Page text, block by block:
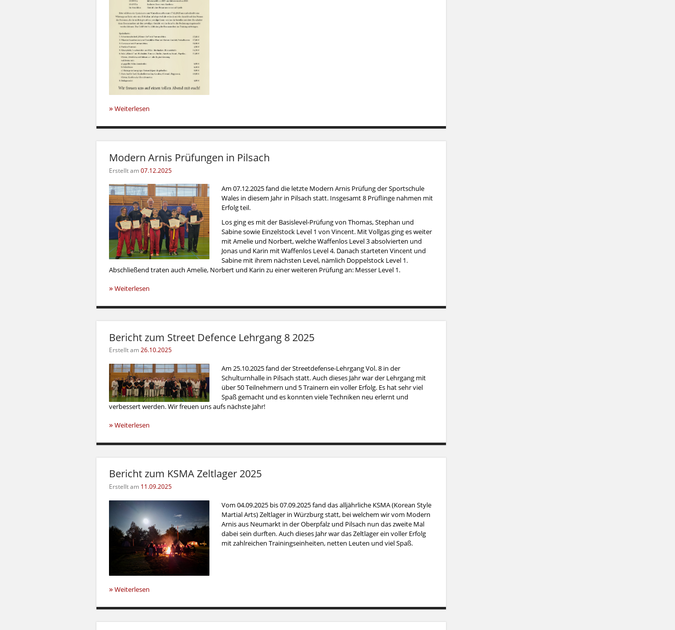
» Weiterlesen
Modern Arnis Prüfungen in Pilsach
Erstellt am07.12.2025
Am 07.12.2025 fand die letzte Modern Arnis Prüfung der Sportschule
Wales in diesem Jahr in Pilsach statt. Insgesamt 8 Prüflinge nahmen mit
Erfolg teil.
Los ging es mit der Basislevel-Prüfung von Thomas, Stephan und
Sabine sowie Einzelstock Level 1 von Vincent. Mit Vollgas ging es weiter
mit Amelie und Norbert, welche Waffenlos Level 3 absolvierten und
Jonas und Karin mit Waffenlos Level 4. Danach starteten Vincent und
Sabine mit ihrem nächsten Level, nämlich Doppelstock Level 1.
Abschließend traten auch Amelie, Norbert und Karin zu einer weiteren Prüfung an: Messer Level 1.
» Weiterlesen
Bericht zum Street Defence Lehrgang 8 2025
Erstellt am26.10.2025
Am 25.10.2025 fand der Streetdefense-Lehrgang Vol. 8 in der
Schulturnhalle in Pilsach statt. Auch dieses Jahr war der Lehrgang mit
über 50 Teilnehmern und 5 Trainern ein voller Erfolg. Es hat sehr viel
Spaß gemacht und es konnten viele Techniken neu erlernt und
verbessert werden. Wir freuen uns aufs nächste Jahr!
» Weiterlesen
Bericht zum KSMA Zeltlager 2025
Erstellt am 11.09.2025
Vom 04.09.2025 bis 07.09.2025 fand das alljährliche KSMA (Korean Style
Martial Arts) Zeltlager in Würzburg statt, bei welchem wir vom Modern
Arnis aus Neumarkt in der Oberpfalz und Pilsach nun das zweite Mal
dabei sein durften. Auch dieses Jahr war das Zeltlager ein voller Erfolg
mit zahlreichen Trainingseinheiten, netten Leuten und viel Spaß.
» Weiterlesen